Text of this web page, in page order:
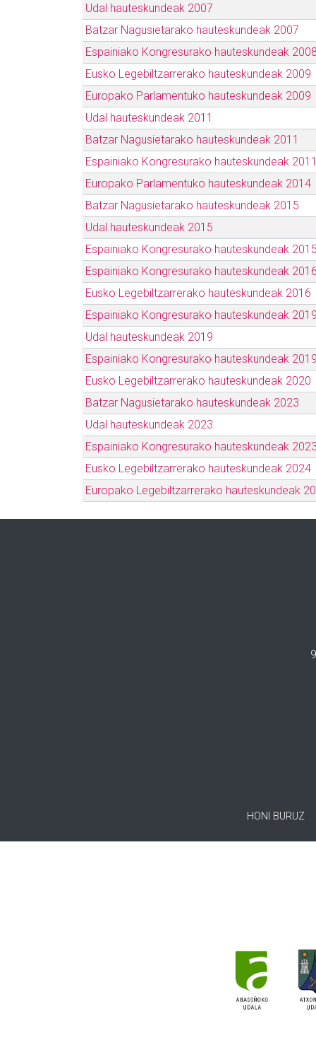
Udal hauteskundeak 2007
Batzar Nagusietarako hauteskundeak 2007
Espainiako Kongresurako hauteskundeak 2008
Eusko Legebiltzarrerako hauteskundeak 2009
Europako Parlamentuko hauteskundeak 2009
Udal hauteskundeak 2011
Batzar Nagusietarako hauteskundeak 2011
Espainiako Kongresurako hauteskundeak 2011
Europako Parlamentuko hauteskundeak 2014
Batzar Nagusietarako hauteskundeak 2015
Udal hauteskundeak 2015
Espainiako Kongresurako hauteskundeak 2015
Espainiako Kongresurako hauteskundeak 2016
Eusko Legebiltzarrerako hauteskundeak 2016
Espainiako Kongresurako hauteskundeak
Udal hauteskundeak 2019
Espainiako Kongresurako hauteskundeak
Eusko Legebiltzarrerako hauteskundeak 2020
Batzar Nagusietarako hauteskundeak 2023
Udal hauteskundeak 2023
Espainiako Kongresurako hauteskundeak 2023
Eusko Legebiltzarrerako hauteskundeak 2024
Europako Legebiltzarrerako hauteskundeak
HONI BURUZ